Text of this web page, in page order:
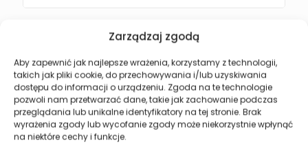
Zarządzaj zgodą
Aby zapewnić jak najlepsze wrażenia, korzystamy z technologii,
takich jak pliki cookie, do przechowywania i/lub uzyskiwania
dostępu do informacji o urządzeniu. Zgoda na te technologie
pozwoli nam przetwarzać dane, takie jak zachowanie podczas
przeglądania lub unikalne identyfikatory na tej stronie. Brak
wyrażenia zgody lub wycofanie zgody może niekorzystnie wpłynąć
na niektóre cechy i funkcje.
Może spodoba się również…